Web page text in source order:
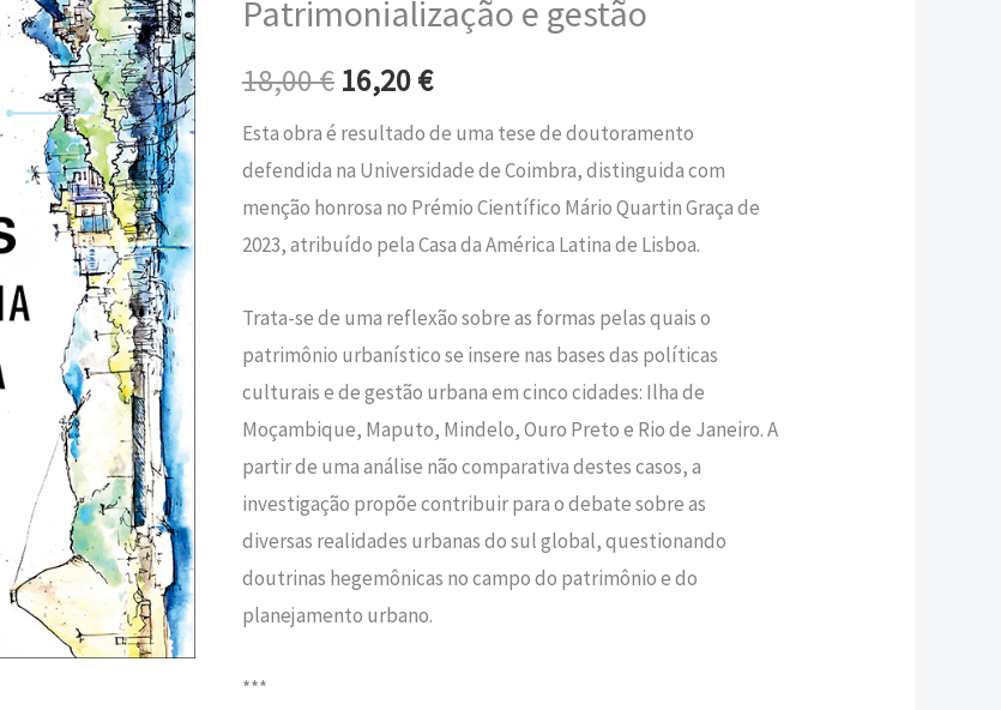
Patrimonialização e gestão
18,00€
era:
18,00 €.
16,20€
é:
16,20 €.
Esta obra é resultado de uma tese de doutoramento
defendida na Universidade de Coimbra, distinguida com
menção honrosa no Prémio Científico Mário Quartin Graça de
2023, atribuído pela Casa da América Latina de Lisboa.
Trata-se de uma reflexão sobre as formas pelas quais o
patrimônio urbanístico se insere nas bases das políticas
culturais e de gestão urbana em cinco cidades: Ilha de
Moçambique, Maputo, Mindelo, Ouro Preto e Rio de Janeiro. A
partir de uma análise não comparativa destes casos, a
investigação propõe contribuir para o debate sobre as
diversas realidades urbanas do sul global, questionando
doutrinas hegemônicas no campo do patrimônio e do
planejamento urbano.
***
Portuguesa
Patrimonialização
e
gestão